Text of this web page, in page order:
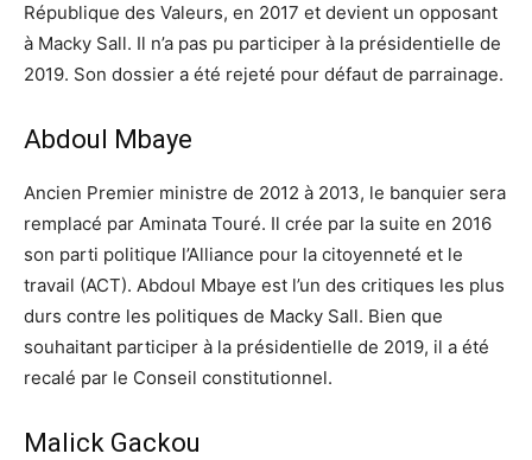
République des Valeurs, en 2017 et devient un opposant
à Macky Sall. Il n’a pas pu participer à la présidentielle de
2019. Son dossier a été rejeté pour défaut de parrainage.
Abdoul Mbaye
Ancien Premier ministre de 2012 à 2013, le banquier sera
remplacé par Aminata Touré. Il crée par la suite en 2016
son parti politique l’Alliance pour la citoyenneté et le
travail (ACT). Abdoul Mbaye est l’un des critiques les plus
durs contre les politiques de Macky Sall. Bien que
souhaitant participer à la présidentielle de 2019, il a été
recalé par le Conseil constitutionnel.
Malick Gackou